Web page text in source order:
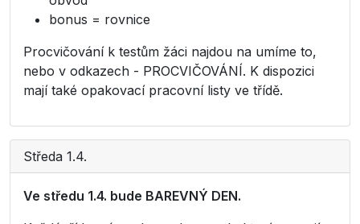
bonus = rovnice
Procvičování k testům žáci najdou na umíme to,
nebo v odkazech - PROCVIČOVÁNÍ. K dispozici
mají také opakovací pracovní listy ve třídě.
Středa 1.4.
Ve středu 1.4. bude BAREVNÝ DEN.